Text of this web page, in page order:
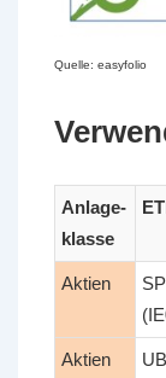
Quelle: easyfolio
Anlage-
klasse
Aktien
Aktien